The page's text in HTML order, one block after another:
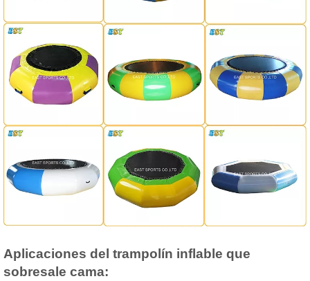
Aplicaciones del trampolín inflable que
sobresale cama: